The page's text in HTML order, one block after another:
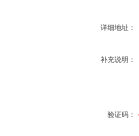
详细地址：
补充说明：
验证码：